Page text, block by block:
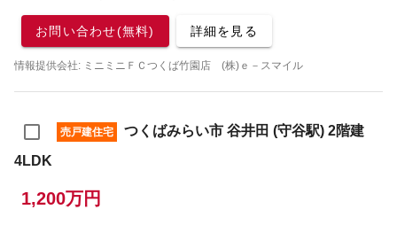
お問い合わせ(無料) 詳細を見る
情報提供会社: ミニミニＦＣつくば竹園店 (株)ｅ－スマイル
売戸建住宅
つくばみらい市 谷井田 (守谷駅) 2階建
4LDK
1,200万円